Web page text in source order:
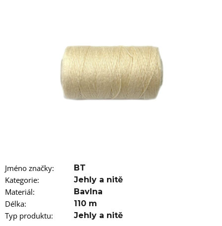
Jméno značky: BT
Kategorie: Jehly a nitě
Materiál: Bavlna
Délka: 110 m
Typ produktu: Jehly a nitě
HLEDAT
r
u
č
u
j
e